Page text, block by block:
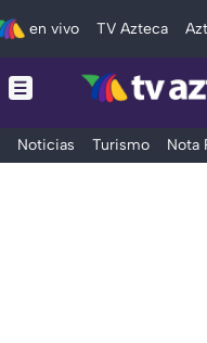
en vivo TV Azteca
Noticias Turismo Nota